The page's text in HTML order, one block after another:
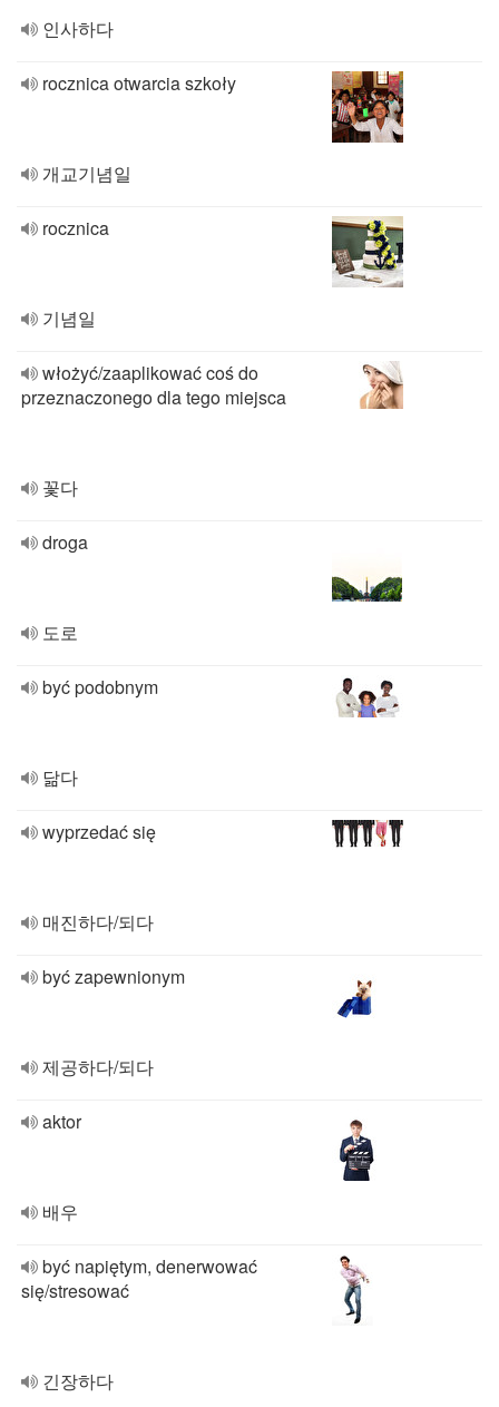
인사하다
rocznica otwarcia szkoły
개교기념일
rocznica
기념일
włożyć/zaaplikować coś do
przeznaczonego dla tego miejsca
꽃다
droga
도로
być podobnym
닮다
wyprzedać się
매진하다/되다
być zapewnionym
제공하다/되다
aktor
배우
być napiętym, denerwować
się/stresować
긴장하다